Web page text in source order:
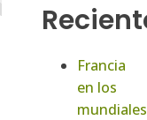
Francia
en los
mundiales